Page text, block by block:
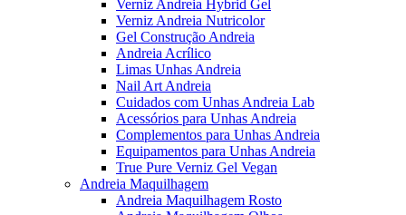
Verniz Andreia Hybrid Gel
Verniz Andreia Nutricolor
Gel Construção Andreia
Andreia Acrílico
Limas Unhas Andreia
Nail Art Andreia
Cuidados com Unhas Andreia Lab
Acessórios para Unhas Andreia
Complementos para Unhas Andreia
Equipamentos para Unhas Andreia
True Pure Verniz Gel Vegan
Andreia Maquilhagem
Andreia Maquilhagem Rosto